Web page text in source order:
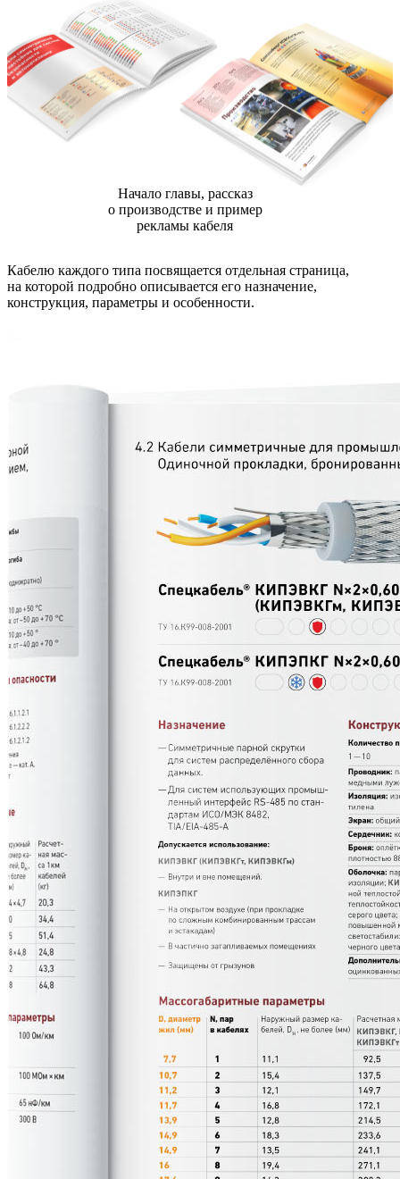
Начало главы, рассказ
о производстве и пример
рекламы кабеля
Кабелю каждого типа посвящается отдельная страница,
на которой подробно описывается его назначение,
конструкция, параметры и особенности.